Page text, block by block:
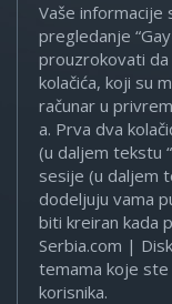
Vaše informacije
pregledanje
prouzrokovati
kolačića, koji su
računar u
a. Prva dva
(u daljem tekstu
sesije (u daljem
dodeljuju vama
biti kreiran kada
Serbia.com |
temama koje ste
korisnika.